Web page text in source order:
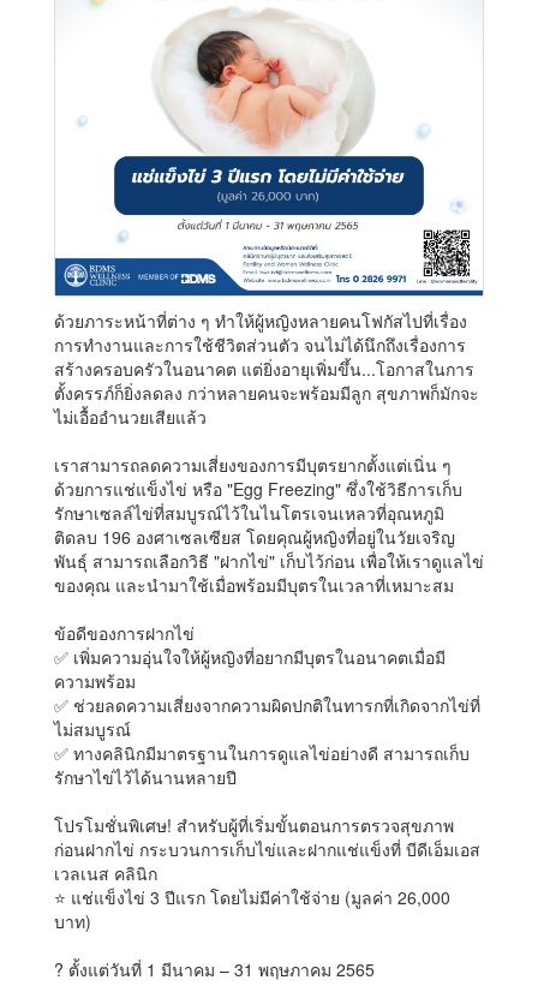
ด้วยภาระหน้าที่ต่าง ๆ ทำให้ผู้หญิงหลายคนโฟกัสไปที่เรื่อง
การทำงานและการใช้ชีวิตส่วนตัว จนไม่ได้นึกถึงเรื่องการ
สร้างครอบครัวในอนาคต แต่ยิ่งอายุเพิ่มขึ้น...โอกาสในการ
ตั้งครรภ์ก็ยิ่งลดลง กว่าหลายคนจะพร้อมมีลูก สุขภาพก็มักจะ
ไม่เอื้ออำนวยเสียแล้ว
เราสามารถลดความเสี่ยงของการมีบุตรยากตั้งแต่เนิ่น ๆ
ด้วยการแช่แข็งไข่ หรือ "Egg Freezing" ซึ่งใช้วิธีการเก็บ
รักษาเซลล์ไข่ที่สมบูรณ์ไว้ในไนโตรเจนเหลวที่อุณหภูมิ
ติดลบ 196 องศาเซลเซียส โดยคุณผู้หญิงที่อยู่ในวัยเจริญ
พันธุ์ สามารถเลือกวิธี "ฝากไข่" เก็บไว้ก่อน เพื่อให้เราดูแลไข่
ของคุณ และนำมาใช้เมื่อพร้อมมีบุตรในเวลาที่เหมาะสม
ข้อดีของการฝากไข่
✅ เพิ่มความอุ่นใจให้ผู้หญิงที่อยากมีบุตรในอนาคตเมื่อมี
ความพร้อม
✅ ช่วยลดความเสี่ยงจากความผิดปกติในทารกที่เกิดจากไข่ที่
ไม่สมบูรณ์
✅ ทางคลินิกมีมาตรฐานในการดูแลไข่อย่างดี สามารถเก็บ
รักษาไข่ไว้ได้นานหลายปี
โปรโมชั่นพิเศษ! สำหรับผู้ที่เริ่มขั้นตอนการตรวจสุขภาพ
ก่อนฝากไข่ กระบวนการเก็บไข่และฝากแช่แข็งที่ บีดีเอ็มเอส
เวลเนส คลินิก
⭐️ แช่แข็งไข่ 3 ปีแรก โดยไม่มีค่าใช้จ่าย (มูลค่า 26,000
บาท)
? ตั้งแต่วันที่ 1 มีนาคม – 31 พฤษภาคม 2565